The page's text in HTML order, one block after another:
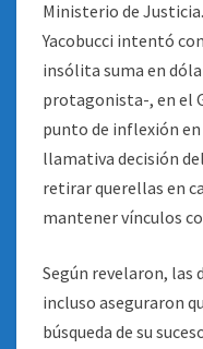
Ministerio de
Yacobucci intentó
insólita suma en
protagonista-, en el
punto de inflexión
llamativa decisión
retirar querellas en
mantener vínculos
Según revelaron, las
incluso aseguraron
búsqueda de su